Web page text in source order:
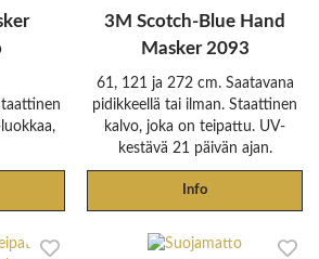
3M Scotch-Blue Hand
Masker 2093
61, 121 ja 272 cm. Saatavana
pidikkeellä tai ilman. Staattinen
kalvo, joka on teipattu. UV-
kestävä 21 päivän ajan.
Info